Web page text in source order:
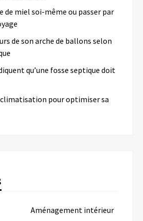
de miel soi-même ou passer par
de son arche de ballons selon
qu’une fosse septique doit
pour optimiser sa
Aménagement intérieur